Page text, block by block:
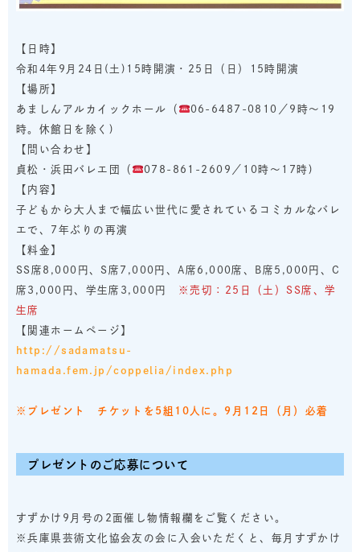
【日時】
令和4年9月24日(土)15時開演・25日（日）15時開演
【場所】
あましんアルカイックホール（
06-6487-0810／9時～19
時。休館日を除く)
【問い合わせ】
貞松・浜田バレエ団（
078-861-2609／10時～17時)
【内容】
子どもから大人まで幅広い世代に愛されているコミカルなバレ
エで、7年ぶりの再演
【料金】
SS席8,000円、S席7,000円、A席6,000席、B席5,000円、C
席3,000円、学生席3,000円 ※売切：25日（土）SS席、学
生席
【関連ホームページ】
http://sadamatsu-
hamada.fem.jp/coppelia/index.php
※プレゼント チケットを5組10人に。 9月12日（月）必着
プレゼントのご応募について
すずかけ9月号の2面催し物情報欄をご覧ください。
※兵庫県芸術文化協会友の会に入会いただくと、毎月すずかけ